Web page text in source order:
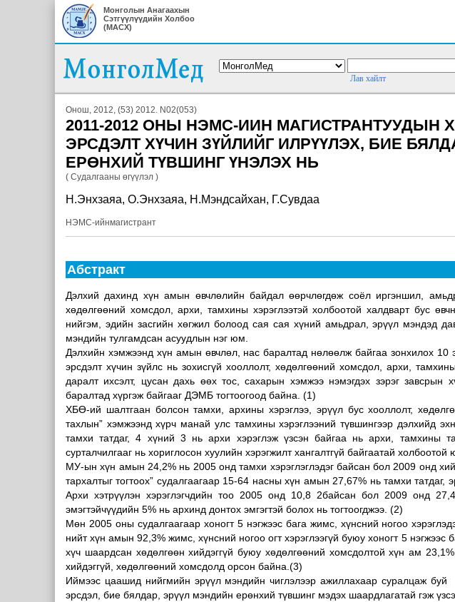
Монголын Анагаахын
Сэтгүүлүүдийн Холбоо
(МАСХ)
Лав хайлт
Онош, 2012, (53) 2012. N02(053)
2011-2012 ОНЫ НЭМС-ИИН МАГИСТРАНТУУДЫН
ЭРСДЭЛТ ХҮЧИН ЗҮЙЛИЙГ ИЛРҮҮЛЭХ, БИЕ
ЕРӨНХИЙ ТҮВШИНГ ҮНЭЛЭХ НЬ
( Судалгааны өгүүлэл )
Н.Энхзаяа, О.Энхзаяа, Н.Мэндсайхан, Г.Сувдаа
НЭМС-ийнмагистрант
Абстракт
Дэлхий дахинд хүн амын өвчлөлийн байдал өөрчлөгдөж соёл иргэншил,
хөдөлгөөний хомсдол, архи, тамхины хэрэглээтэй холбоотой халдварт бус
нийгэм, эдийн засгийн хөгжил болоод сая сая хүний амьдрал, эрүүл мэндэд
мэндийн тулгамдсан асуудлын нэг юм.
Дэлхийн хэмжээнд хүн амын өвчлөл, нас баралтад нөлөөлж байгаа зонхилох 10
эрсдэлт хүчин зүйлс нь зохисгүй хооллолт, хөдөлгөөний хомсдол, архи,
даралт ихсэлт, цусан дахь өөх тос, сахарын хэмжээ нэмэгдэх зэрэг
баралтад хүргэж байгааг ДЭМБ тогтоогоод байна. (1)
ХБӨ-ий шалтгаан болсон тамхи, архины хэрэглээ, эрүүл бус хооллолт,
тахлын” хэмжээнд хүрч манай улс тамхины хэрэглээний түвшингээр дэлхийд
тамхи татдаг, 4 хүний 3 нь архи хэрэглэж үзсэн байгаа нь архи, тамхины
сурталчилгааг нь хориглосон хуулийн хэрэгжилт хангалтгүй байгаатай холбоотой
МУ-ын хүн амын 24,2% нь 2005 онд тамхи хэрэглэглэдэг байсан бол 2009 онд
тархалтыг тогтоох” судалгаагаар 15-64 насны хүн амын 27,67% нь тамхи татдаг,
Архи хэтрүүлэн хэрэглэгчдийн тоо 2005 онд 10,8 2байсан бол 2009 онд
эмэгтэйчүүдийн 5% нь архинд донтох эмгэгтэй болох нь тогтоогджээ. (2)
Мөн 2005 оны судалгаагаар хоногт 5 нэгжээс бага жимс, хүнсний ногоо
нийт хүн амын 92,3% жимс, хүнсний ногоо огт хэрэглээгүй буюу хоногт 5
хүч шаардсан хөдөлгөөн хийдэггүй буюу хөдөлгөөний хомсдолтой хүн ам
хийдэггүй, хөдөлгөөний хомсдолд орсон байна.(3)
Иймээс цаашид нийгмийн эрүүл мэндийн чиглэлээр ажиллахаар суралцаж буй
эрсдэл, бие бялдар, эрүүл мэндийн ерөнхий түвшинг мэдэх шаардлагатай гэж